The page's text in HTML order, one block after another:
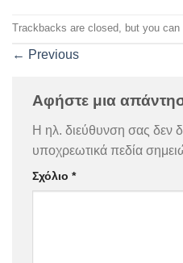
Trackbacks are closed, but you can
← Previous
Αφήστε μια
Η ηλ. διεύθυνση σας δεν
υποχρεωτικά πεδία
Σχόλιο *